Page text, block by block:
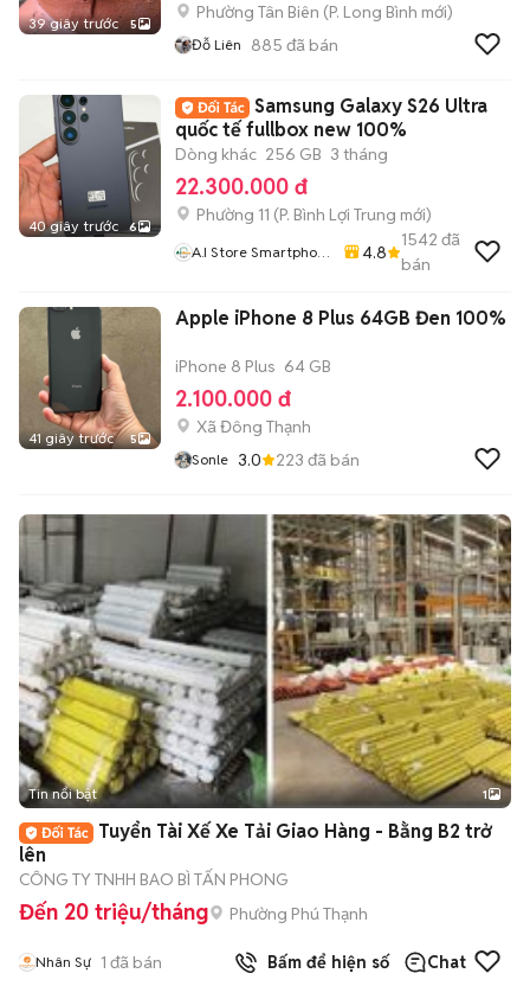
39 giây trước 5
Phường Tân Biên (P. Long Bình mới)
Đỗ Liên 885 đã bán
40 giây trước 6
Samsung Galaxy S26 Ultra
quốc tế fullbox new 100%
Dòng khác 256 GB 3 tháng
22.300.000 đ
Phường 11 (P. Bình Lợi Trung mới)
A.i Store Smartphone
4.8
1542 đã
bán
41 giây trước 5
Apple iPhone 8 Plus 64GB Đen 100%
iPhone 8 Plus 64 GB
2.100.000 đ
Xã Đông Thạnh
Sonle 3.0 223 đã bán
Tin nổi bật 1
Tuyển Tài Xế Xe Tải Giao Hàng - Bằng B2 trở
lên
CÔNG TY TNHH BAO BÌ TẤN PHONG
Đến 20 triệu/tháng Phường Phú Thạnh
Nhân Sự 1 đã bán Bấm để hiện số Chat